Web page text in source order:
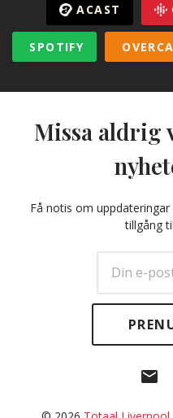
ACAST
SPOTIFY
Missa aldrig
Få notis om
tillgång